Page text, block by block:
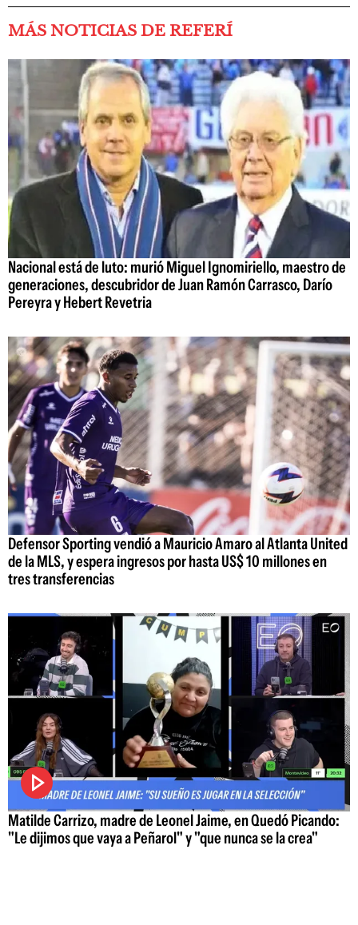
MÁS NOTICIAS DE REFERÍ
Nacional está de luto: murió Miguel Ignomiriello, maestro de
generaciones, descubridor de Juan Ramón Carrasco, Darío
Pereyra y Hebert Revetria
Defensor Sporting vendió a Mauricio Amaro al Atlanta United
de la MLS, y espera ingresos por hasta US$ 10 millones en
tres transferencias
Matilde Carrizo, madre de Leonel Jaime, en Quedó Picando:
"Le dijimos que vaya a Peñarol" y "que nunca se la crea"